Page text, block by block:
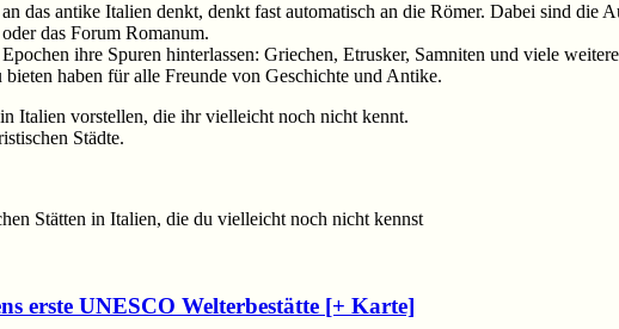
das antike Italien denkt, denkt fast automatisch an die Römer. Dabei sind die
das Forum Romanum.
ihre Spuren hinterlassen: Griechen, Etrusker, Samniten und viele
haben für alle Freunde von Geschichte und Antike.
Italien vorstellen, die ihr vielleicht noch nicht kennt.
Städte.
Stätten in Italien, die du vielleicht noch nicht kennst
erste UNESCO Welterbestätte [+ Karte]